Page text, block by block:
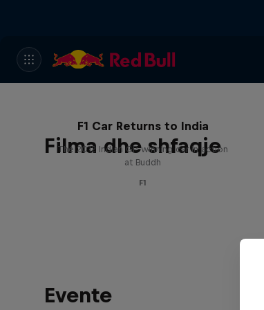
Filma dhe shfaqje
F1 Car Returns to India
The 2012 Indian GP-winning car in action
at Buddh
F1
Evente